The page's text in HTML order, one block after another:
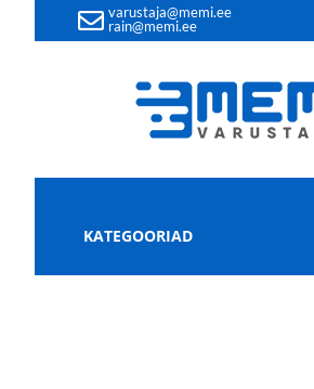
varustaja@memi.ee
rain@memi.ee
KATEGOORIAD